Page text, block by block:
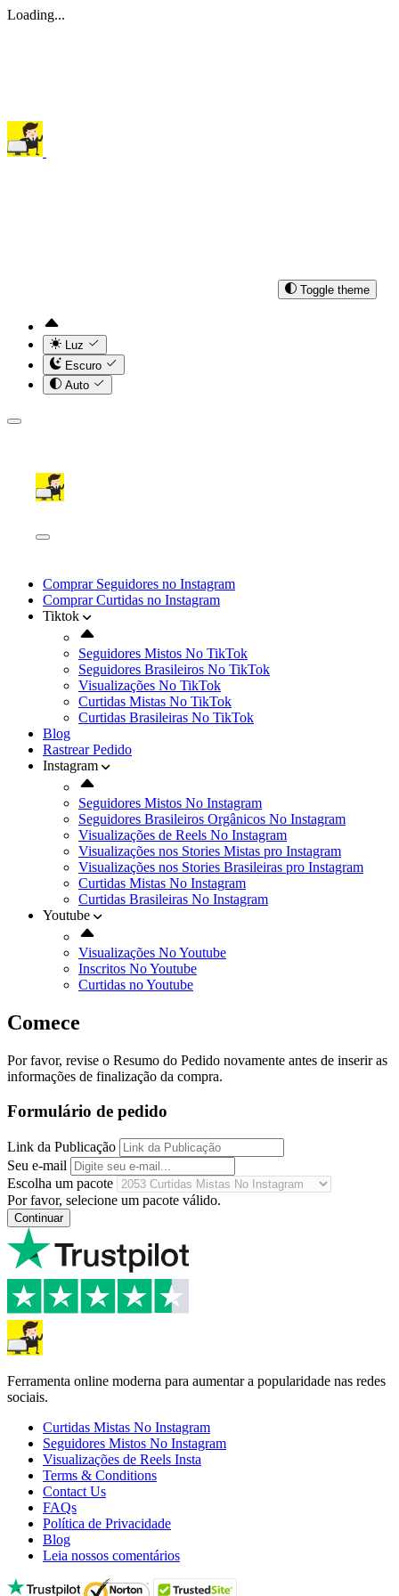
Loading...
Toggle theme
Luz
Escuro
Auto
Comprar Seguidores no Instagram
Comprar Curtidas no Instagram
Tiktok
Seguidores Mistos No TikTok
Seguidores Brasileiros No TikTok
Visualizações No TikTok
Curtidas Mistas No TikTok
Curtidas Brasileiras No TikTok
Blog
Rastrear Pedido
Instagram
Seguidores Mistos No Instagram
Seguidores Brasileiros Orgânicos No Instagram
Visualizações de Reels No Instagram
Visualizações nos Stories Mistas pro Instagram
Visualizações nos Stories Brasileiras pro Instagram
Curtidas Mistas No Instagram
Curtidas Brasileiras No Instagram
Youtube
Visualizações No Youtube
Inscritos No Youtube
Curtidas no Youtube
Comece
Por favor, revise o Resumo do Pedido novamente antes de inserir as
informações de finalização da compra.
Formulário de pedido
Link da Publicação
Seu e-mail
Escolha um pacote
Por favor, selecione um pacote válido.
Continuar
Ferramenta online moderna para aumentar a popularidade nas redes
sociais.
Curtidas Mistas No Instagram
Seguidores Mistos No Instagram
Visualizações de Reels Insta
Terms & Conditions
Contact Us
FAQs
Política de Privacidade
Blog
Leia nossos comentários